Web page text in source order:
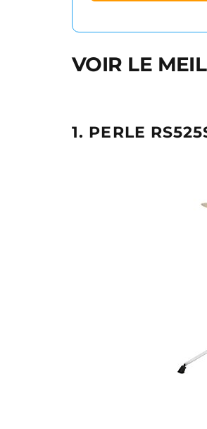
VOIR LE
1. PERLE